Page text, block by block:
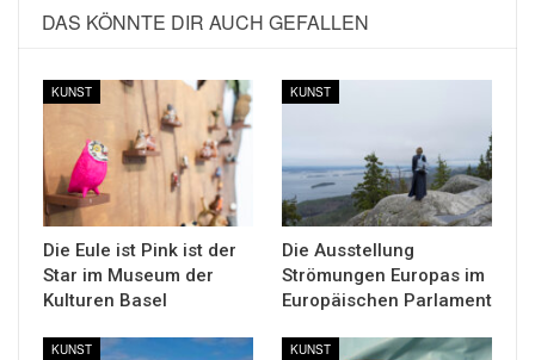
DAS KÖNNTE DIR AUCH GEFALLEN
KUNST
Die Eule ist Pink ist der
Star im Museum der
Kulturen Basel
KUNST
Die Ausstellung
Strömungen Europas im
Europäischen Parlament
KUNST KUNST